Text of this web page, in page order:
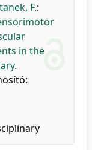
F.:
in the